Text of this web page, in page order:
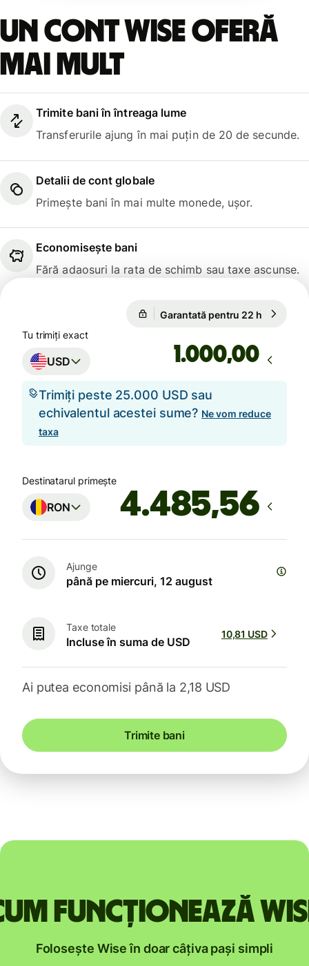
Un cont Wise oferă
mai mult
Trimite bani în întreaga lume
Transferurile ajung în mai puțin de 20 de secunde.
Detalii de cont globale
Primește bani în mai multe monede, ușor.
Economisește bani
Fără adaosuri la rata de schimb sau taxe ascunse.
Garantată pentru 22 h
Tu trimiți exact
USD ,00
Trimiți peste 25.000 USD sau
echivalentul acestei sume? Ne vom reduce
taxa
Destinatarul primește
RON
Ajunge
până pe miercuri, 12 august
Taxe totale
Incluse în suma de USD
10,81 USD
Ai putea economisi până la 2,18 USD
Trimite bani
funcționează
Folosește Wise în doar câțiva pași simpli